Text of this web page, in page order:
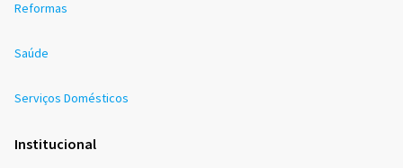
Reformas
Saúde
Serviços Domésticos
Institucional